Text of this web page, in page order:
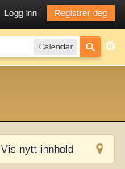
Logg inn Registrer deg
Calendar
Vis nytt innhold